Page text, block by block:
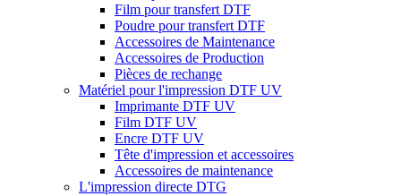
Film pour transfert DTF
Poudre pour transfert DTF
Accessoires de Maintenance
Accessoires de Production
Pièces de rechange
Matériel pour l'impression DTF UV
Imprimante DTF UV
Film DTF UV
Encre DTF UV
Tête d'impression et accessoires
Accessoires de maintenance
L'impression directe DTG